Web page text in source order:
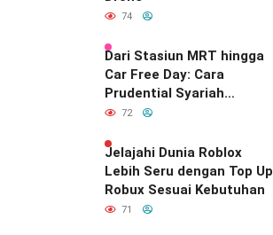
74
Dari Stasiun MRT hingga
Car Free Day: Cara
Prudential Syariah
Merayakan yang Nomor
Indonesia
72
Jelajahi Dunia Roblox
Lebih Seru dengan Top Up
Robux Sesuai Kebutuhan
71